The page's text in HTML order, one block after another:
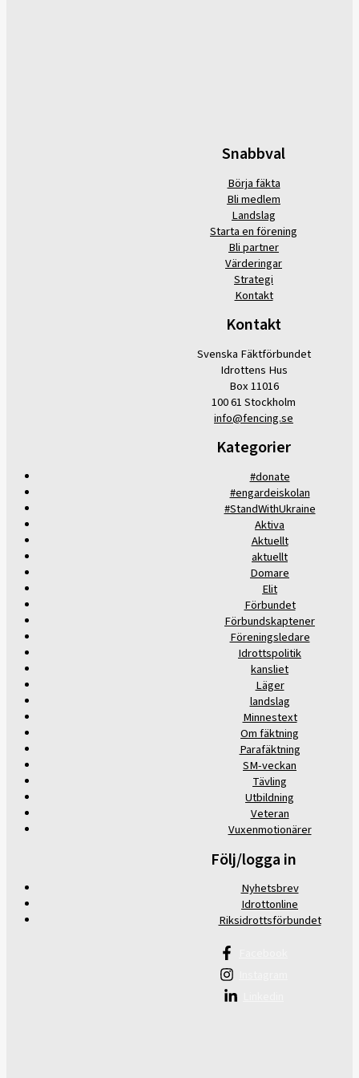
Snabbval
Börja fäkta
Bli medlem
Landslag
Starta en förening
Bli partner
Värderingar
Strategi
Kontakt
Kontakt
Svenska Fäktförbundet
Idrottens Hus
Box 11016
100 61 Stockholm
info@fencing.se
Kategorier
#donate
#engardeiskolan
#StandWithUkraine
Aktiva
Aktuellt
aktuellt
Domare
Elit
Förbundet
Förbundskaptener
Föreningsledare
Idrottspolitik
kansliet
Läger
landslag
Minnestext
Om fäktning
Parafäktning
SM-veckan
Tävling
Utbildning
Veteran
Vuxenmotionärer
Följ/logga in
Nyhetsbrev
Idrottonline
Riksidrottsförbundet